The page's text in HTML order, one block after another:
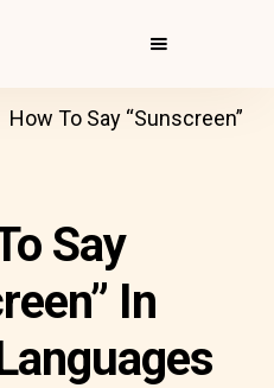
How To Say “Sunscreen”
Say
In